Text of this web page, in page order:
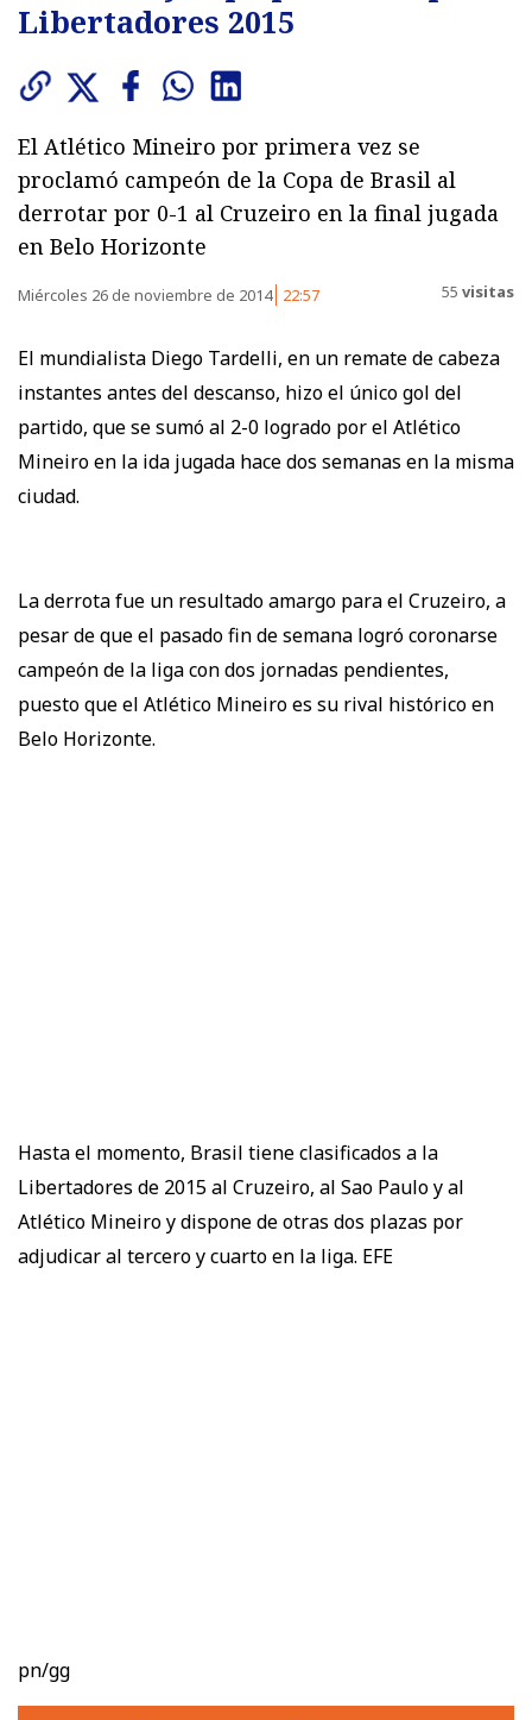
Libertadores 2015
El Atlético Mineiro por primera vez se
proclamó campeón de la Copa de Brasil al
derrotar por 0-1 al Cruzeiro en la final jugada
en Belo Horizonte
Miércoles 26 de noviembre de 2014 22:57 55 visitas
El mundialista Diego Tardelli, en un remate de cabeza
instantes antes del descanso, hizo el único gol del
partido, que se sumó al 2-0 logrado por el Atlético
Mineiro en la ida jugada hace dos semanas en la misma
ciudad.
La derrota fue un resultado amargo para el Cruzeiro, a
pesar de que el pasado fin de semana logró coronarse
campeón de la liga con dos jornadas pendientes,
puesto que el Atlético Mineiro es su rival histórico en
Belo Horizonte.
Hasta el momento, Brasil tiene clasificados a la
Libertadores de 2015 al Cruzeiro, al Sao Paulo y al
Atlético Mineiro y dispone de otras dos plazas por
adjudicar al tercero y cuarto en la liga. EFE
pn/gg